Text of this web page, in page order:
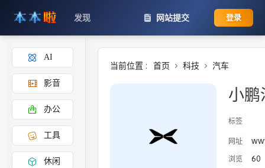
发现 网站提交 登录
AI
影音
办公
工具
休闲
当前位置 : 首页 科技 汽车
小
标签
网址
浏览 60
添
到